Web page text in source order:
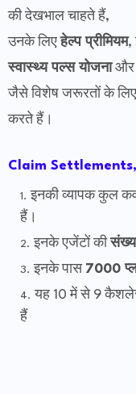
की देखभाल चाहते हैं,
उनके लिएहेल्प प्रीमियम,
स्वास्थ्य पल्स योजना
जैसे विशेष जरूरतों के लिए
करते हैं।
Claim
इनकी व्यापक कुल
हैं।
इनके एजेंटों की
इनके पास 7000
यह 10 में से 9
हैं